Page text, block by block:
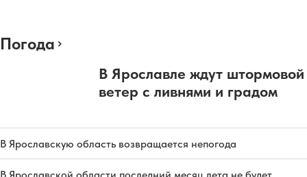
Погода
В Ярославле ждут штормовой
ветер с ливнями и градом
В Ярославскую область возвращается непогода